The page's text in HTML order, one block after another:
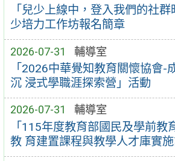
「兒少上線中，登入我們的社
少培力工作坊報名簡章
2026-07-31 輔導室
「2026中華覺知教育關懷協會-
沉 浸式學職涯探索營」活動
2026-07-31 輔導室
「115年度教育部國民及學前教
教 育建置課程與教學人才庫實施